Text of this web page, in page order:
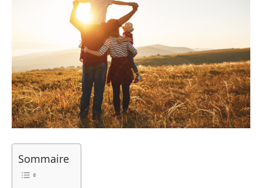
Sommaire